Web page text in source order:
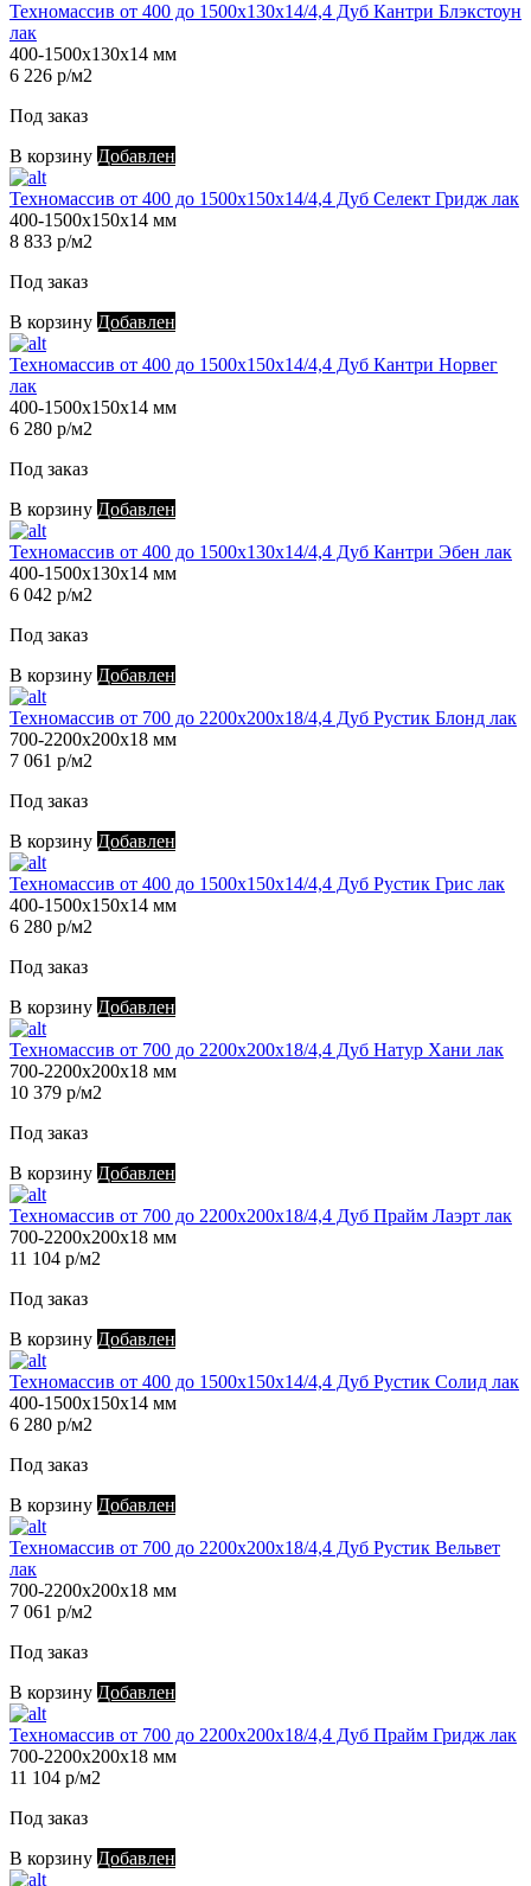
Техномассив от 400 до 1500х130х14/4,4 Дуб Кантри Блэкстоун
лак
400-1500х130х14 мм
6 226 р/м2
Под заказ
В корзину Добавлен
Техномассив от 400 до 1500х150х14/4,4 Дуб Селект Гридж лак
400-1500х150х14 мм
8 833 р/м2
Под заказ
В корзину Добавлен
Техномассив от 400 до 1500х150х14/4,4 Дуб Кантри Норвег
лак
400-1500х150х14 мм
6 280 р/м2
Под заказ
В корзину Добавлен
Техномассив от 400 до 1500х130х14/4,4 Дуб Кантри Эбен лак
400-1500х130х14 мм
6 042 р/м2
Под заказ
В корзину Добавлен
Техномассив от 700 до 2200х200х18/4,4 Дуб Рустик Блонд лак
700-2200х200х18 мм
7 061 р/м2
Под заказ
В корзину Добавлен
Техномассив от 400 до 1500х150х14/4,4 Дуб Рустик Грис лак
400-1500х150х14 мм
6 280 р/м2
Под заказ
В корзину Добавлен
Техномассив от 700 до 2200х200х18/4,4 Дуб Натур Хани лак
700-2200х200х18 мм
10 379 р/м2
Под заказ
В корзину Добавлен
Техномассив от 700 до 2200х200х18/4,4 Дуб Прайм Лаэрт лак
700-2200х200х18 мм
11 104 р/м2
Под заказ
В корзину Добавлен
Техномассив от 400 до 1500х150х14/4,4 Дуб Рустик Солид лак
400-1500х150х14 мм
6 280 р/м2
Под заказ
В корзину Добавлен
Техномассив от 700 до 2200х200х18/4,4 Дуб Рустик Вельвет
лак
700-2200х200х18 мм
7 061 р/м2
Под заказ
В корзину Добавлен
Техномассив от 700 до 2200х200х18/4,4 Дуб Прайм Гридж лак
700-2200х200х18 мм
11 104 р/м2
Под заказ
В корзину Добавлен